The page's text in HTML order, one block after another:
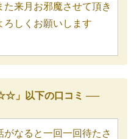
来月お邪魔させて頂き
ろしくお願いします
下の口コミ ──
がなると一回一回待たさ